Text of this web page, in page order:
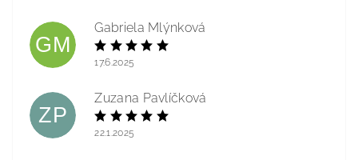
GM
Gabriela Mlýnková
17.6.2025
ZP
Zuzana Pavlíčková
22.1.2025